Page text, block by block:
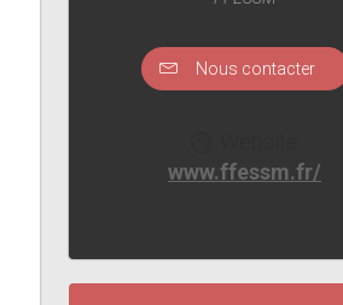
Nous contacter
www.ffessm.fr/